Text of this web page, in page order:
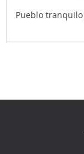
Pueblo